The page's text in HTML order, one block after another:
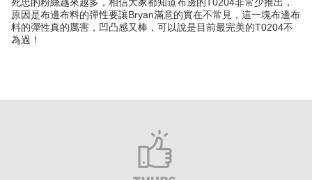
死忠的粉絲越來越多，相信大家都知道布邊的T0204非常少推出，
原因是布邊布料的彈性要讓Bryan滿意的實在不常見，這一塊布邊布
料的彈性真的厲害，凹凸感又棒，可以說是目前最完美的T0204不
為過！